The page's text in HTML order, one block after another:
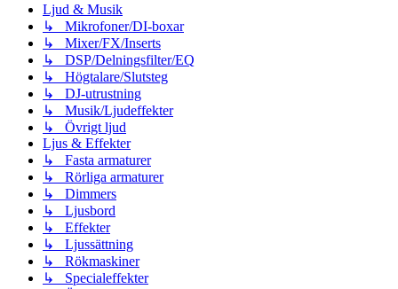
Ljud & Musik
↳ Mikrofoner/DI-boxar
↳ Mixer/FX/Inserts
↳ DSP/Delningsfilter/EQ
↳ Högtalare/Slutsteg
↳ DJ-utrustning
↳ Musik/Ljudeffekter
↳ Övrigt ljud
Ljus & Effekter
↳ Fasta armaturer
↳ Rörliga armaturer
↳ Dimmers
↳ Ljusbord
↳ Effekter
↳ Ljussättning
↳ Rökmaskiner
↳ Specialeffekter